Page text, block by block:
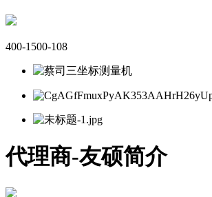
400-1500-108
代理商-友硕简介